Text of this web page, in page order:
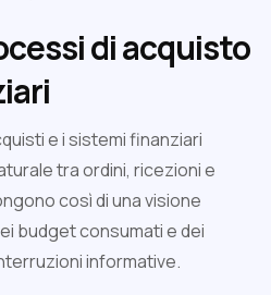
di acquisto
e i sistemi finanziari
tra ordini, ricezioni e
così di una visione
budget consumati e dei
informative.